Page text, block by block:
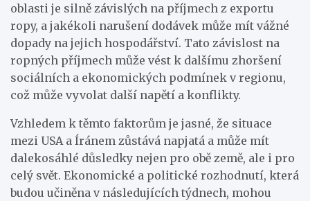
oblasti je silně závislých na příjmech z exportu
ropy, a jakékoli narušení dodávek může mít vážné
dopady na jejich hospodářství. Tato závislost na
ropných příjmech může vést k dalšímu zhoršení
sociálních a ekonomických podmínek v regionu,
což může vyvolat další napětí a konflikty.
Vzhledem k těmto faktorům je jasné, že situace
mezi USA a Íránem zůstává napjatá a může mít
dalekosáhlé důsledky nejen pro obě země, ale i pro
celý svět. Ekonomické a politické rozhodnutí, která
budou učiněna v následujících týdnech, mohou